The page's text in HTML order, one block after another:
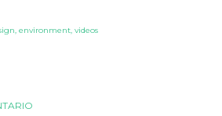
environment videos